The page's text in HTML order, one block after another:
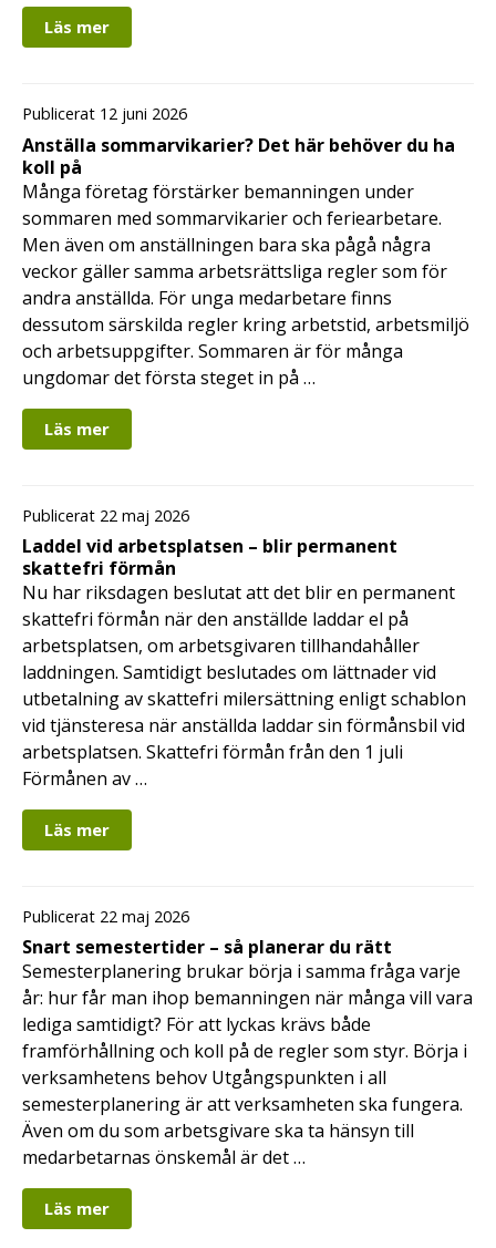
Läs mer
Publicerat 12 juni 2026
Anställa sommarvikarier? Det här behöver du ha
koll på
Många företag förstärker bemanningen under
sommaren med sommarvikarier och feriearbetare.
Men även om anställningen bara ska pågå några
veckor gäller samma arbetsrättsliga regler som för
andra anställda. För unga medarbetare finns
dessutom särskilda regler kring arbetstid, arbetsmiljö
och arbetsuppgifter. Sommaren är för många
ungdomar det första steget in på …
Läs mer
Publicerat 22 maj 2026
Laddel vid arbetsplatsen – blir permanent
skattefri förmån
Nu har riksdagen beslutat att det blir en permanent
skattefri förmån när den anställde laddar el på
arbetsplatsen, om arbetsgivaren tillhandahåller
laddningen. Samtidigt beslutades om lättnader vid
utbetalning av skattefri milersättning enligt schablon
vid tjänsteresa när anställda laddar sin förmånsbil vid
arbetsplatsen. Skattefri förmån från den 1 juli
Förmånen av …
Läs mer
Publicerat 22 maj 2026
Snart semestertider – så planerar du rätt
Semesterplanering brukar börja i samma fråga varje
år: hur får man ihop bemanningen när många vill vara
lediga samtidigt? För att lyckas krävs både
framförhållning och koll på de regler som styr. Börja i
verksamhetens behov Utgångspunkten i all
semesterplanering är att verksamheten ska fungera.
Även om du som arbetsgivare ska ta hänsyn till
medarbetarnas önskemål är det …
Läs mer